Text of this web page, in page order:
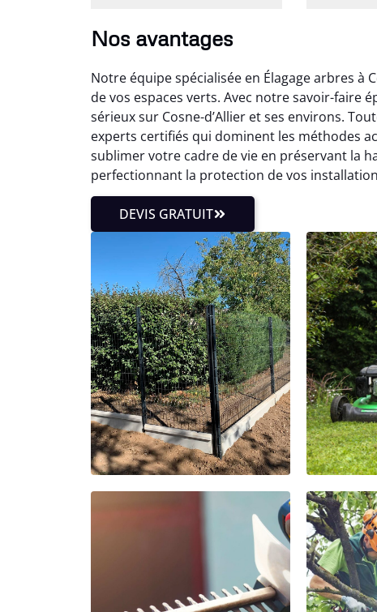
Nos avantages
Notre équipe spécialisée en Élagage arbres à
de vos espaces verts. Avec notre savoir-faire
sérieux sur Cosne-d’Allier et ses environs.
experts certifiés qui dominent les méthodes
sublimer votre cadre de vie en préservant la
perfectionnant la protection de vos
DEVIS GRATUIT